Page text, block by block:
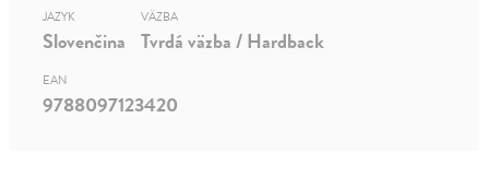
JAZYK
Slovenčina
VÄZBA
Tvrdá väzba / Hardback
EAN
9788097123420